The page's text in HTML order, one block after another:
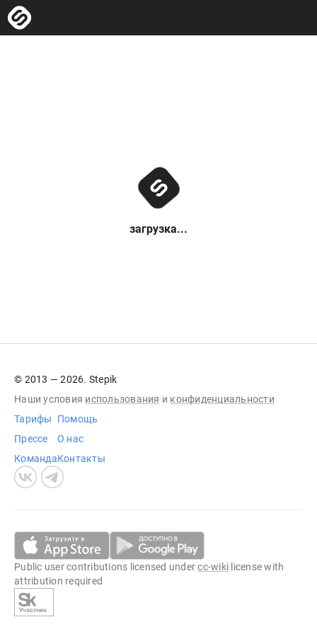
загрузка...
© 2013 — 2026. Stepik
Наши условия использования и конфиденциальности
Тарифы
Прессе
Команда
Помощь
О нас
Контакты
Public user contributions licensed undercc-wiki license with
attribution required